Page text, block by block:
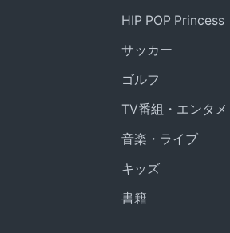
HIP POP Princess
サッカー
ゴルフ
TV番組・エンタメ
音楽・ライブ
キッズ
書籍